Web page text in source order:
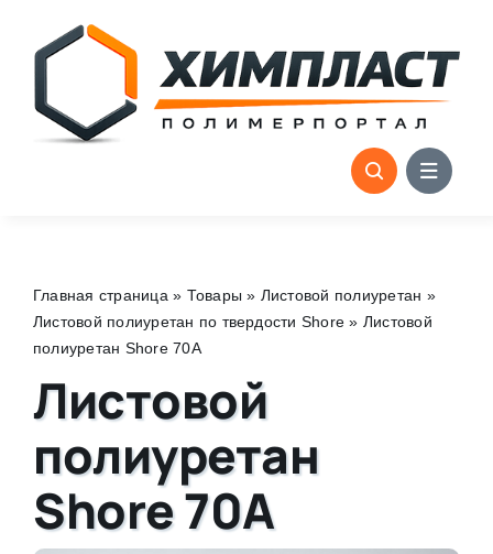
content
Главная страница » Товары » Листовой полиуретан »
Листовой полиуретан по твердости Shore » Листовой
полиуретан Shore 70A
Листовой
полиуретан
Shore 70A